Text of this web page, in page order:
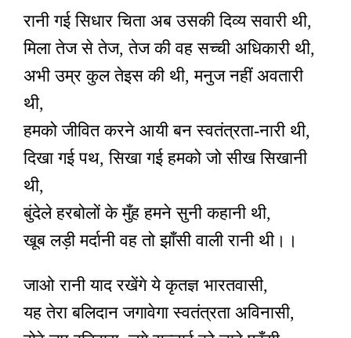
रानी गई सिधार चिता अब उसकी दिव्य सवारी थी,
मिला तेज से तेज, तेज की वह सच्ची अधिकारी थी,
अभी उम्र कुल तेइस की थी, मनुज नहीं अवतारी
थी,
हमको जीवित करने आयी बन स्वतंत्रता-नारी थी,
दिखा गई पथ, सिखा गई हमको जो सीख सिखानी
थी,
बुंदेले हरबोलों के मुँह हमने सुनी कहानी थी,
खूब लड़ी मर्दानी वह तो झाँसी वाली रानी थी।।
जाओ रानी याद रखेंगे ये कृतज्ञ भारतवासी,
यह तेरा बलिदान जगावेगा स्वतंत्रता अविनासी,